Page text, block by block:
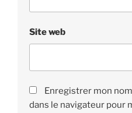
Site web
Enregistrer mon
dans le navigateur pour